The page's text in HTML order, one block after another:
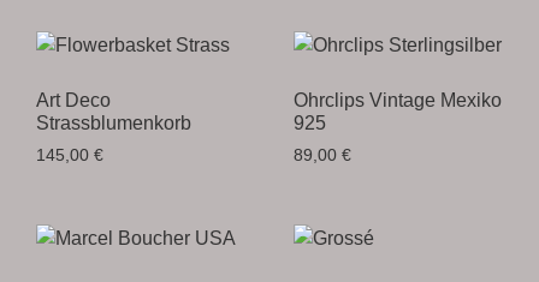
Art Deco
Strassblumenkorb
145,00 €
Ohrclips Vintage Mexiko
925
89,00 €